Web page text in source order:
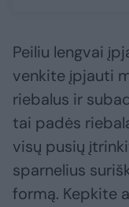
Peiliu lengvai
venkite įpjauti
riebalus ir
tai padės
visų pusių
sparnelius
formą. Kepkite